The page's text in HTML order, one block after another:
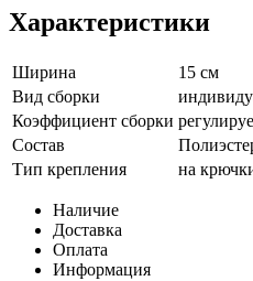
Характеристики
Ширина
15 см
Вид сборки
Коэффициент сборки
Состав
Тип крепления
на
Наличие
Доставка
Оплата
Информация